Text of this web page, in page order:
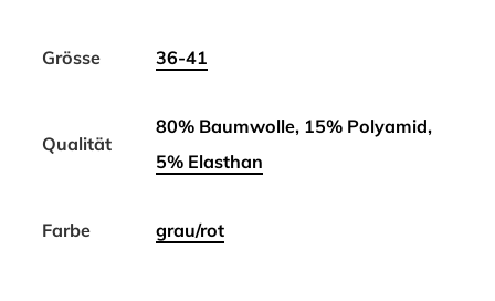
Grösse 36-41
Qualität
80% Baumwolle, 15% Polyamid,
5% Elasthan
Farbe grau/rot